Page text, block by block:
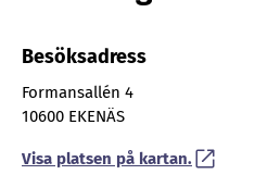
Besöksadress
Formansallén 4
10600 EKENÄS
Visa platsen på kartan.